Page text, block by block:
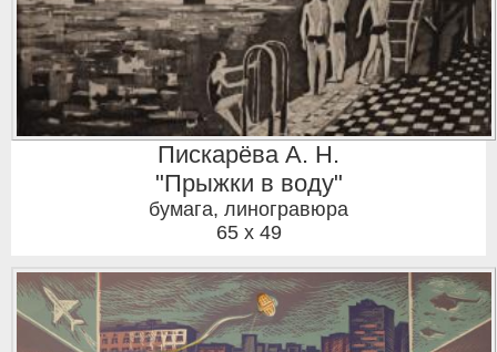
Пискарёва А. Н.
"Прыжки в воду"
бумага, линогравюра
65 x 49